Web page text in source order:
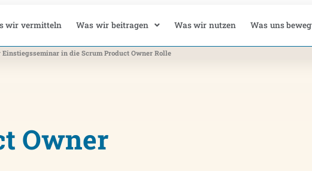
wir vermitteln Was wir beitragen Was wir nutzen Was uns
Einstiegsseminar in die Scrum Product Owner Rolle
Owner